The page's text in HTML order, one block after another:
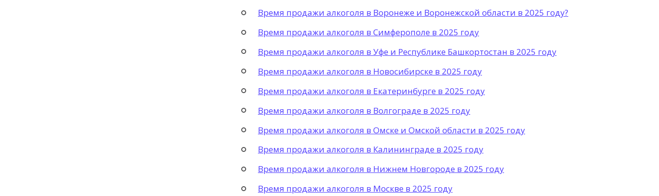
Время продажи алкоголя в Воронеже и Воронежской области в 2025 году?
Время продажи алкоголя в Симферополе в 2025 году
Время продажи алкоголя в Уфе и Республике Башкортостан в 2025 году
Время продажи алкоголя в Новосибирске в 2025 году
Время продажи алкоголя в Екатеринбурге в 2025 году
Время продажи алкоголя в Волгограде в 2025 году
Время продажи алкоголя в Омске и Омской области в 2025 году
Время продажи алкоголя в Калининграде в 2025 году
Время продажи алкоголя в Нижнем Новгороде в 2025 году
Время продажи алкоголя в Москве в 2025 году